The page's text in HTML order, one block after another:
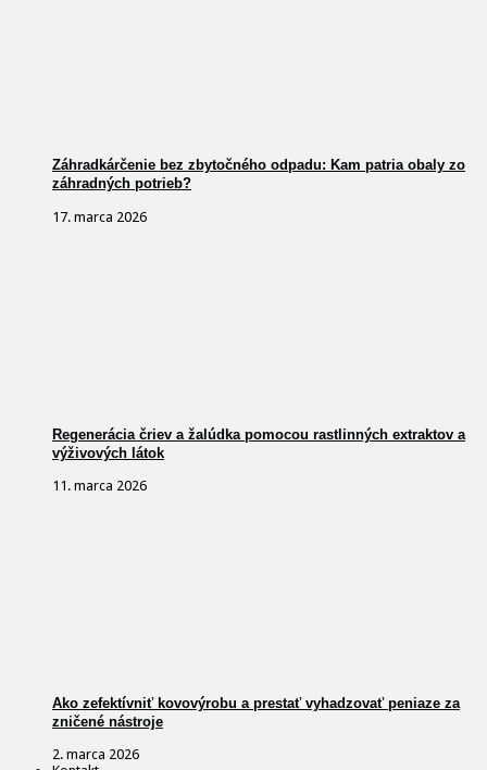
Záhradkárčenie bez zbytočného odpadu: Kam patria obaly zo
záhradných potrieb?
17. marca 2026
Regenerácia čriev a žalúdka pomocou rastlinných extraktov a
výživových látok
11. marca 2026
Ako zefektívniť kovovýrobu a prestať vyhadzovať peniaze za
zničené nástroje
2. marca 2026